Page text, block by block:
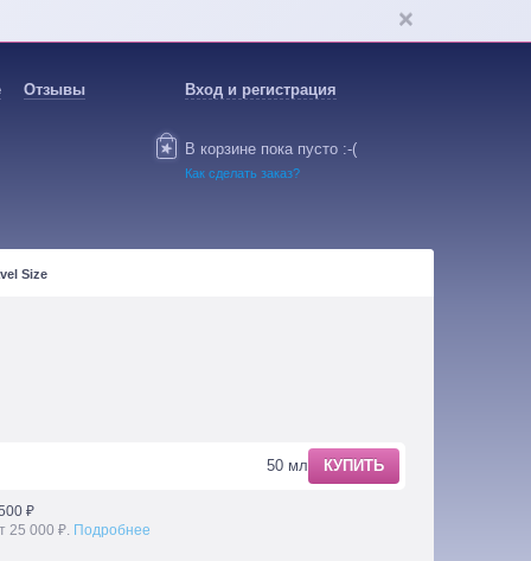
Отзывы Вход и регистрация
В корзине пока пусто :-(
Как сделать заказ?
Size
50 мл КУПИТЬ
₽
25 000 ₽. Подробнее